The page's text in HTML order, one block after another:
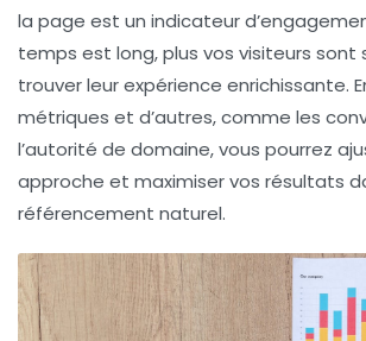
la page est un indicateur
temps est long, plus vos visiteurs sont
trouver leur expérience enrichissante.
métriques et d’autres, comme les
l’autorité de domaine, vous pourrez
approche et maximiser vos résultats
référencement naturel.